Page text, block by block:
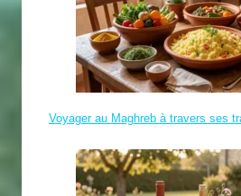
Voyager au Maghreb à travers ses